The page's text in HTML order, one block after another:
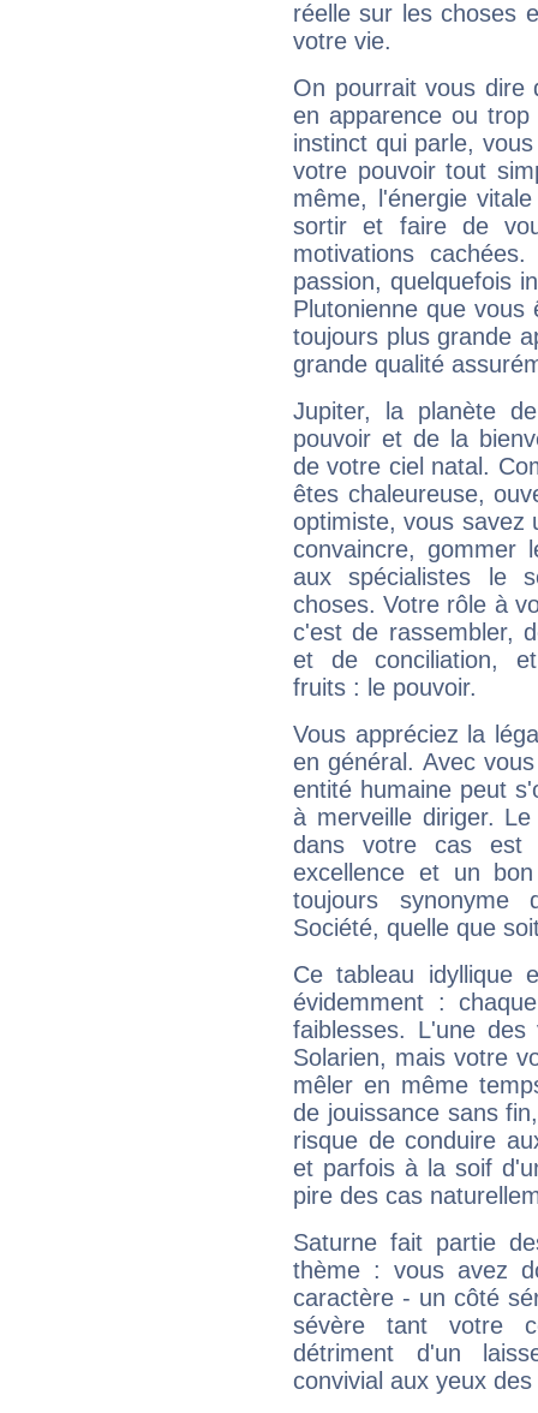
réelle sur les choses
votre vie.
On pourrait vous dire
en apparence ou
instinct qui parle,
votre pouvoir tout
même, l'énergie
sortir et faire de
motivations
passion, quelquefois
Plutonienne que
toujours plus grande
grande qualité
Jupiter, la planète
pouvoir et de la
de votre ciel natal.
êtes chaleureuse,
optimiste, vous savez
convaincre, gommer
aux spécialistes le
choses. Votre rôle à
c'est de rassembler,
et de conciliation,
fruits : le pouvoir.
Vous appréciez la
en général. Avec
entité humaine peut
à merveille diriger.
dans votre cas est
excellence et un
toujours synonyme
Société, quelle que
Ce tableau idyllique
évidemment :
faiblesses. L'une
Solarien, mais votre
mêler en même
de jouissance sans
risque de conduire
et parfois à la soif
pire des cas
Saturne fait partie
thème : vous avez
caractère - un côté
sévère tant votre
détriment d'un
convivial aux yeux